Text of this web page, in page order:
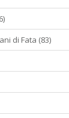
di Fata (83)